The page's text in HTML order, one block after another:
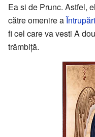
Ea si de Prunc. Astfel,
către omenire a
fi cel care va vesti A
trâmbiță.